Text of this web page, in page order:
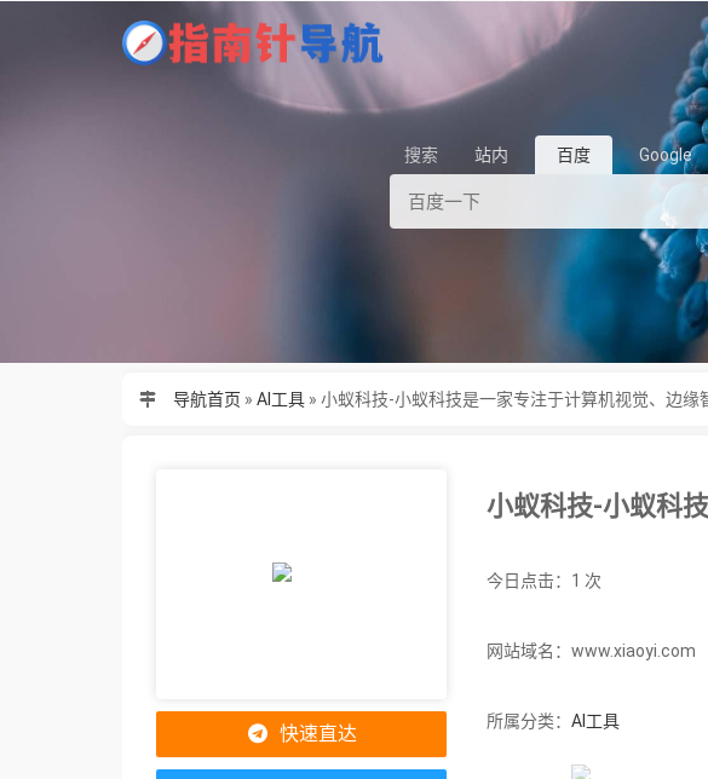
搜索 站内 百度 Google
导航首页 » AI工具» 小蚁科技-小蚁科技是一家专注于计算机视觉、边缘
小蚁科技-小蚁科
今日点击：1 次
网站域名：www.xiaoyi.com
所属分类： AI工具
快速直达